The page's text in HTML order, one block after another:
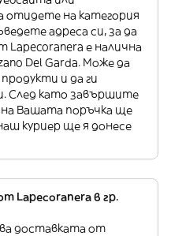
отидете на категория
адреса си, за да
е налична
Del Garda. Може да
и да ги
След като завършите
Вашата поръчка ще
куриер ще я донесе
Lapecoranera в гр.
доставката от